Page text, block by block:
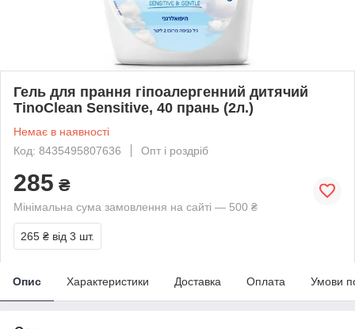
Гель для прання гіпоалергенний дитячий
TinoClean Sensitive, 40 прань (2л.)
Немає в наявності
Код: 8435495807636
Опт і роздріб
285 ₴
Мінімальна сума замовлення на сайті — 500 ₴
265 ₴ від 3 шт.
Опис Характеристики Доставка Оплата Умови